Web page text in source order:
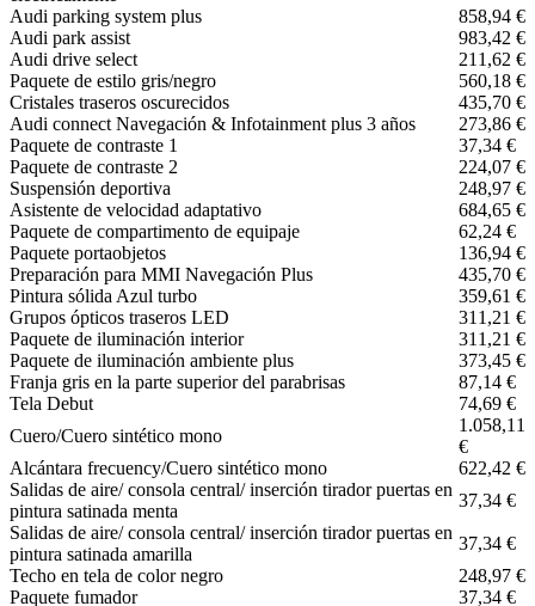
Audi parking system plus
858,94 €
Audi park assist
983,42 €
Audi drive select
211,62 €
Paquete de estilo gris/negro
560,18 €
Cristales traseros oscurecidos
435,70 €
Audi connect Navegación & Infotainment plus 3 años
273,86 €
Paquete de contraste 1
37,34 €
Paquete de contraste 2
224,07 €
Suspensión deportiva
248,97 €
Asistente de velocidad adaptativo
684,65 €
Paquete de compartimento de equipaje
62,24 €
Paquete portaobjetos
136,94 €
Preparación para MMI Navegación Plus
435,70 €
Pintura sólida Azul turbo
359,61 €
Grupos ópticos traseros LED
311,21 €
Paquete de iluminación interior
311,21 €
Paquete de iluminación ambiente plus
373,45 €
Franja gris en la parte superior del parabrisas
87,14 €
Tela Debut
74,69 €
Cuero/Cuero sintético mono
1.058,11
€
Alcántara frecuency/Cuero sintético mono
622,42 €
Salidas de aire/ consola central/ inserción tirador puertas en
pintura satinada menta
37,34 €
Salidas de aire/ consola central/ inserción tirador puertas en
pintura satinada amarilla
37,34 €
Techo en tela de color negro
248,97 €
Paquete fumador
37,34 €